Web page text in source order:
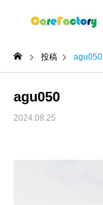
投稿 agu050
agu050
2024.08.25